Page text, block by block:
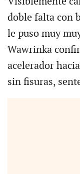
doble falta con
le puso muy
Wawrinka
acelerador
sin fisuras,